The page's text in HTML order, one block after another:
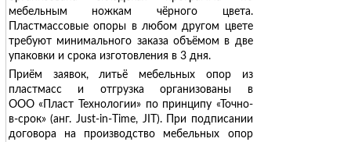
мебельным ножкам чёрного цвета.
Пластмассовые опоры в любом другом цвете
требуют минимального заказа объёмом в две
упаковки и срока изготовления в 3 дня.
Приём заявок, литьё мебельных опор из
пластмасс и отгрузка организованы в
ООО «Пласт Технологии» по принципу «Точно-
в-срок» (анг. Just-in-Тime, JIT). При подписании
договора на производство мебельных опор